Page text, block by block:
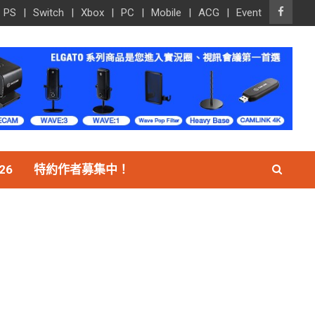
PS Switch Xbox PC Mobile ACG Event
特約作者募集中！